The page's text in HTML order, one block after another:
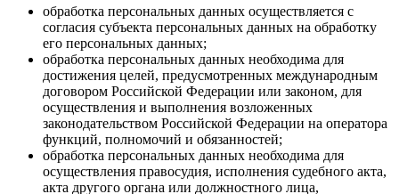
обработка персональных данных осуществляется с
согласия субъекта персональных данных на обработку
его персональных данных;
обработка персональных данных необходима для
достижения целей, предусмотренных международным
договором Российской Федерации или законом, для
осуществления и выполнения возложенных
законодательством Российской Федерации на оператора
функций, полномочий и обязанностей;
обработка персональных данных необходима для
осуществления правосудия, исполнения судебного акта,
акта другого органа или должностного лица,